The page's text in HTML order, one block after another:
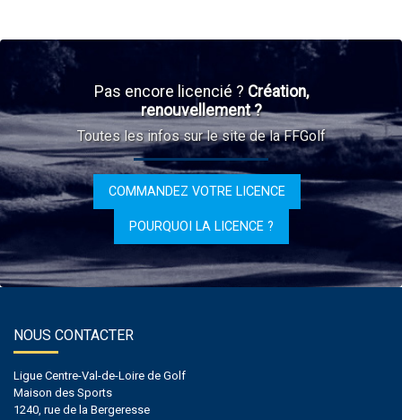
Pas encore licencié ? Création,
renouvellement ?
Toutes les infos sur le site de la FFGolf
COMMANDEZ VOTRE LICENCE
POURQUOI LA LICENCE ?
NOUS CONTACTER
Ligue Centre-Val-de-Loire de Golf
Maison des Sports
1240, rue de la Bergeresse